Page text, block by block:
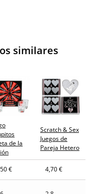
similares
de la
Scratch & Sex
Juegos de
Pareja Hetero
€ 4,70 €